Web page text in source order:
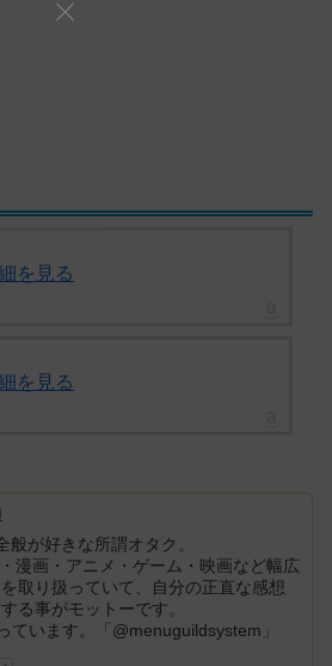
を見る
を見る
般が好きな所謂オタク。
漫画・アニメ・ゲーム・映画など幅広
取り扱っていて、自分の正直な感想
る事がモットーです。
ています。「@menuguildsystem」